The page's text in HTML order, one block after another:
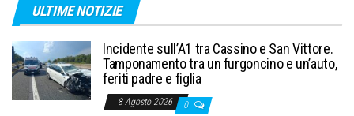
ULTIME NOTIZIE
Incidente sull’A1 tra Cassino e San Vittore.
Tamponamento tra un furgoncino e un’auto,
feriti padre e figlia
8 Agosto 2026 0